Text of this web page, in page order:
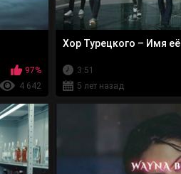
97%
4 642
Хор Турецкого – Имя её
3:51
5 лет назад